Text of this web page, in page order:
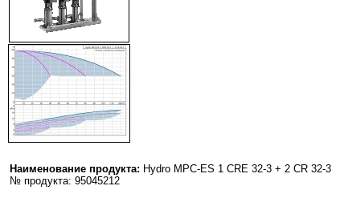
Наименование продукта: Hydro MPC-ES 1 CRE 32-3 + 2 CR 32-3
№ продукта: 95045212